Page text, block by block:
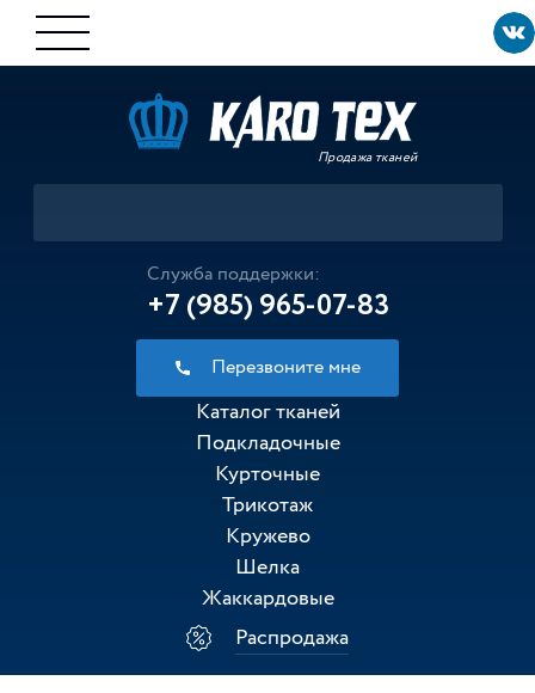
Продажа тканей
Служба поддержки:
+7 (985) 965-07-83
Перезвоните мне
Каталог тканей
Подкладочные
Курточные
Трикотаж
Кружево
Шелка
Жаккардовые
Распродажа